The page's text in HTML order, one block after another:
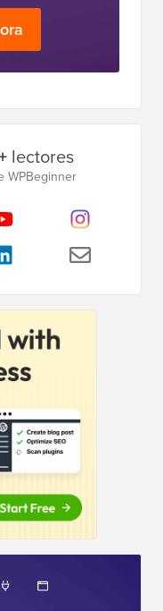
lectores
WPBeginner